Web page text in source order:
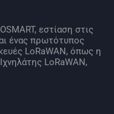
εστίαση στις
ένας πρωτότυπος
LoRaWAN, όπως η
LoRaWAN,